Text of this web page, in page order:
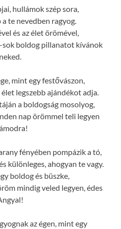
hullámok szép sora,
a te nevedben ragyog.
és az élet örömével,
sok boldog pillanatot kívánok
neked.
mint egy festővászon,
legszebb ajándékot adja.
a boldogság mosolyog,
nap örömmel teli legyen
fényében pompázik a tó,
különleges, ahogyan te vagy.
boldog és büszke,
mindig veled legyen, édes
az égen, mint egy